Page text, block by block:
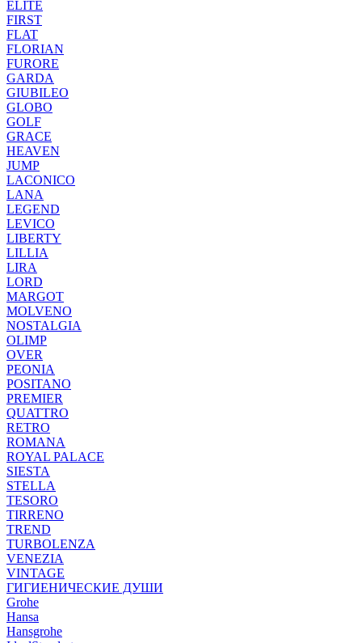
ELITE
FIRST
FLAT
FLORIAN
FURORE
GARDA
GIUBILEO
GLOBO
GOLF
GRACE
HEAVEN
JUMP
LACONICO
LANA
LEGEND
LEVICO
LIBERTY
LILLIA
LIRA
LORD
MARGOT
MOLVENO
NOSTALGIA
OLIMP
OVER
PEONIA
POSITANO
PREMIER
QUATTRO
RETRO
ROMANA
ROYAL PALACE
SIESTA
STELLA
TESORO
TIRRENO
TREND
TURBOLENZA
VENEZIA
VINTAGE
ГИГИЕНИЧЕСКИЕ ДУШИ
Grohe
Hansa
Hansgrohe